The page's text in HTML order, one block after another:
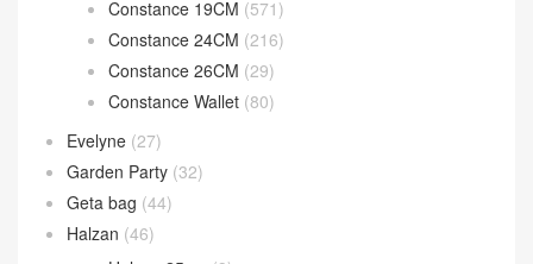
Constance 19CM (571)
Constance 24CM (216)
Constance 26CM (29)
Constance Wallet (80)
Evelyne (27)
Garden Party (32)
Geta bag (44)
Halzan (46)